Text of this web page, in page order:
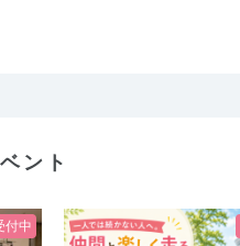
ント
付中